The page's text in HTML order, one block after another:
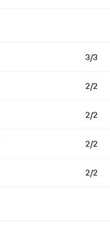
3/3
2/2
2/2
2/2
2/2